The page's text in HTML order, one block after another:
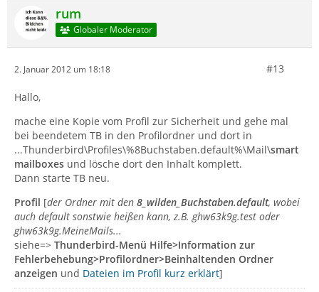
rum
Globaler Moderator
2. Januar 2012 um 18:18 #13
Hallo,
mache eine Kopie vom Profil zur Sicherheit und gehe mal
bei beendetem TB in den Profilordner und dort in
...Thunderbird\Profiles\%8Buchstaben.default%\Mail\smart
mailboxes und lösche dort den Inhalt komplett.
Dann starte TB neu.
Profil [der Ordner mit den 8_wilden_Buchstaben.default, wobei
auch default sonstwie heißen kann, z.B. ghw63k9g.test oder
ghw63k9g.MeineMails...
siehe=> Thunderbird-Menü Hilfe>Information zur
Fehlerbehebung>Profilordner>Beinhaltenden Ordner
anzeigen und Dateien im Profil kurz erklärt]